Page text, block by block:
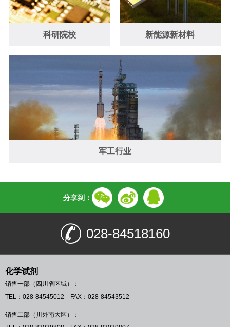
科研院校 新能源新材料
军工行业
分享到：
028-84518160
化学试剂
销售一部（四川省区域）：
TEL：028-84545012 FAX：028-84543512
销售二部（川外南大区）：